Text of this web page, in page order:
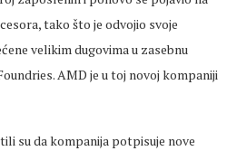
tako što je odvojio svoje
velikim dugovima u zasebnu
AMD je u toj novoj kompaniji
su da kompanija potpisuje nove